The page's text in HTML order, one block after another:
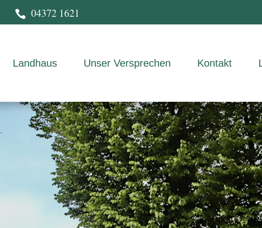
 04372 1621
Landhaus Unser Versprechen Kontakt